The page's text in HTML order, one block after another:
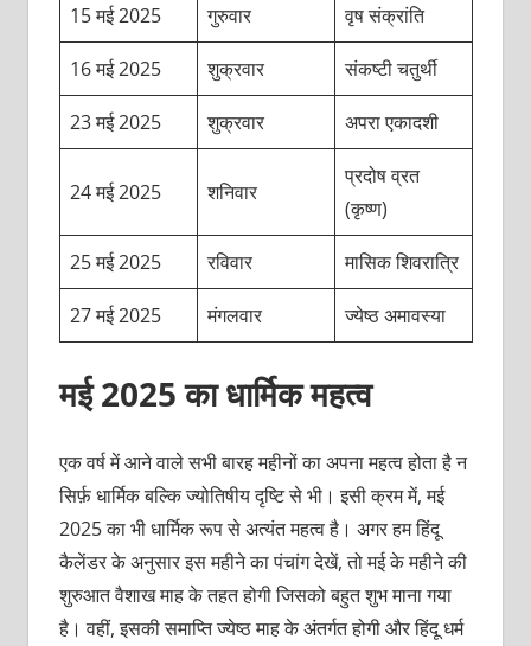
15 मई 2025 गुरुवार वृष संक्रांति
16 मई 2025 शुक्रवार संकष्टी चतुर्थी
23 मई 2025 शुक्रवार अपरा एकादशी
24 मई 2025 शनिवार
प्रदोष व्रत
(कृष्ण)
25 मई 2025 रविवार मासिक शिवरात्रि
27 मई 2025 मंगलवार ज्येष्ठ अमावस्या
मई 2025 का धार्मिक महत्व
एक वर्ष में आने वाले सभी बारह महीनों का अपना महत्व होता है न
सिर्फ़ धार्मिक बल्कि ज्योतिषीय दृष्टि से भी। इसी क्रम में, मई
2025 का भी धार्मिक रूप से अत्यंत महत्व है। अगर हम हिंदू
कैलेंडर के अनुसार इस महीने का पंचांग देखें, तो मई के महीने की
शुरुआत वैशाख माह के तहत होगी जिसको बहुत शुभ माना गया
है। वहीं, इसकी समाप्ति ज्येष्ठ माह के अंतर्गत होगी और हिंदू धर्म